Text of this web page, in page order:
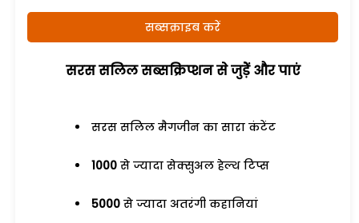
सब्सक्राइब करें
सरस सलिल सब्सक्रिप्शन से जुड़ेें और पाएं
सरस सलिल मैगजीन का सारा कंटेंट
1000 से ज्यादा सेक्सुअल हेल्थ टिप्स
5000 से ज्यादा अतरंगी कहानियां